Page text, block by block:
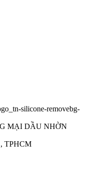
silicone-removebg-
MẠI DẦU NHỜN
TPHCM